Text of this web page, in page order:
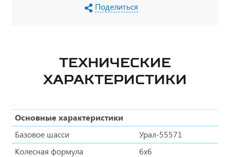
Поделиться
ТЕХНИЧЕСКИЕ
ХАРАКТЕРИСТИКИ
Основные характеристики
Базовое шасси
Урал-55571
Колесная формула
6x6